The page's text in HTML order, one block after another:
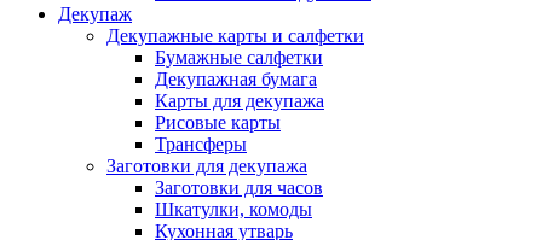
Декупаж
Декупажные карты и салфетки
Бумажные салфетки
Декупажная бумага
Карты для декупажа
Рисовые карты
Трансферы
Заготовки для декупажа
Заготовки для часов
Шкатулки, комоды
Кухонная утварь